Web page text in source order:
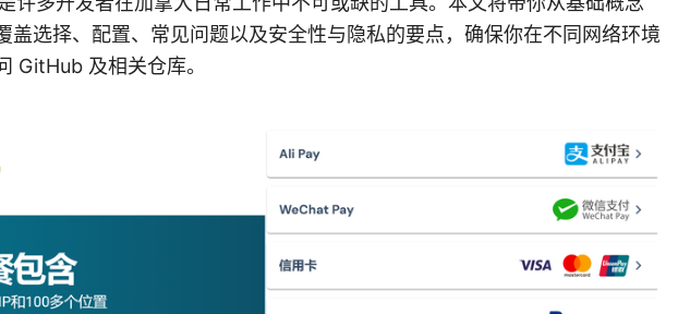
盖选择、配置、常见问题以及安全性与隐私的要点，确保你在不同网络环境
GitHub 及相关仓库。